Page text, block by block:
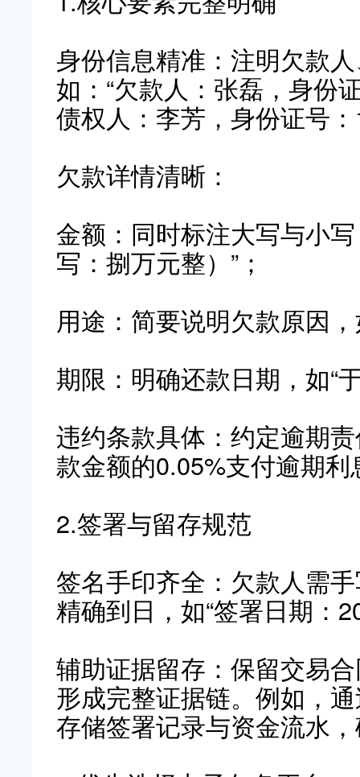
身份信息精准：注明欠款
如：“欠款人：张磊，身份
债权人：李芳，身份证号
欠款详情清晰：
金额：同时标注大写与小
写：捌万元整）”；
用途：简要说明欠款原因
期限：明确还款日期，如“
违约条款具体：约定逾期
款金额的0.05%支付逾期
2.签署与留存规范
签名手印齐全：欠款人需
精确到日，如“签署日期：
辅助证据留存：保留交易
形成完整证据链。例如，
存储签署记录与资金流水